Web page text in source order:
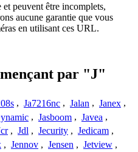
peuvent être incomplets,
aucune garantie que vous
en utilisant ces URL.
par "J"
, Ja7216nc , Jalan , Janex ,
, Jasboom , Javea ,
, Jdl , Jecurity , Jedicam ,
, Jennov , Jensen , Jetview ,